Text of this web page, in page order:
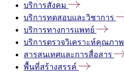
บริการสังคม
บริการทดสอบและวิชาการ
บริการทางการแพทย์
บริการตรวจวิเคราะห์คุณภาพ
สารสนเทศและการสื่อสาร
พื้นที่สร้างสรรค์